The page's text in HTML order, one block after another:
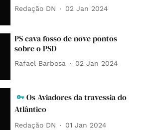
Redação DN 02 Jan 2024
PS cava fosso de nove pontos
sobre o PSD
Rafael Barbosa 02 Jan 2024
Os Aviadores da travessia do
Atlântico
Redação DN 01 Jan 2024